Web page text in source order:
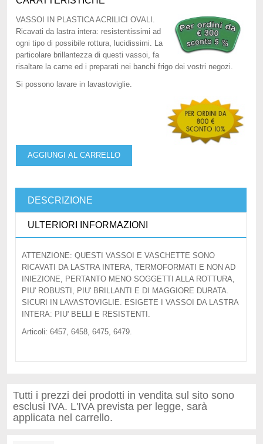
VASSOI IN PLASTICA ACRILICI OVALI.
Ricavati da lastra intera: resistentissimi ad
ogni tipo di possibile rottura, lucidissimi. La
particolare brillantezza di questi vassoi, fa
risaltare la carne ed i preparati nei banchi frigo dei vostri negozi.
Si possono lavare in lavastoviglie.
AGGIUNGI AL CARRELLO
DESCRIZIONE
ULTERIORI INFORMAZIONI
ATTENZIONE: QUESTI VASSOI E VASCHETTE SONO
RICAVATI DA LASTRA INTERA, TERMOFORMATI E NON AD
INIEZIONE, PERTANTO MENO SOGGETTI ALLA ROTTURA,
PIU' ROBUSTI, PIU' BRILLANTI E DI MAGGIORE DURATA.
SICURI IN LAVASTOVIGLIE. ESIGETE I VASSOI DA LASTRA
INTERA: PIU' BELLI E RESISTENTI.
Articoli: 6457, 6458, 6475, 6479.
Tutti i prezzi dei prodotti in vendita sul sito sono
esclusi IVA. L'IVA prevista per legge, sarà
applicata nel carrello.